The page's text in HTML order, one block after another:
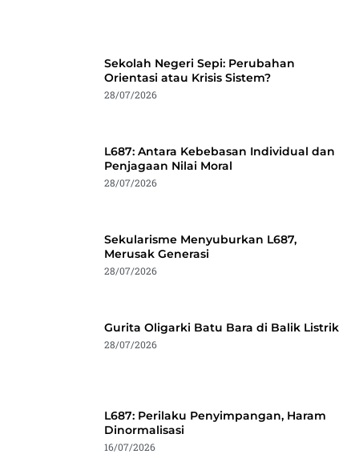
Sekolah Negeri Sepi: Perubahan
Orientasi atau Krisis Sistem?
28/07/2026
L687: Antara Kebebasan Individual dan
Penjagaan Nilai Moral
28/07/2026
Sekularisme Menyuburkan L687,
Merusak Generasi
28/07/2026
Gurita Oligarki Batu Bara di Balik Listrik
28/07/2026
L687: Perilaku Penyimpangan, Haram
Dinormalisasi
16/07/2026